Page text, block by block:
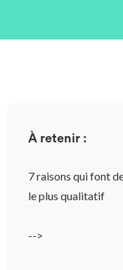
À retenir :
7 raisons qui font
le plus qualitatif
-->